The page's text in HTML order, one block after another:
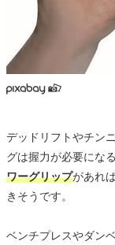
デッドリフトやチン
グは握力が必要にな
ワーグリップがあれ
きそうです。
ベンチプレスやダン